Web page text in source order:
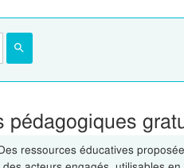
pédagogiques
ressources éducatives